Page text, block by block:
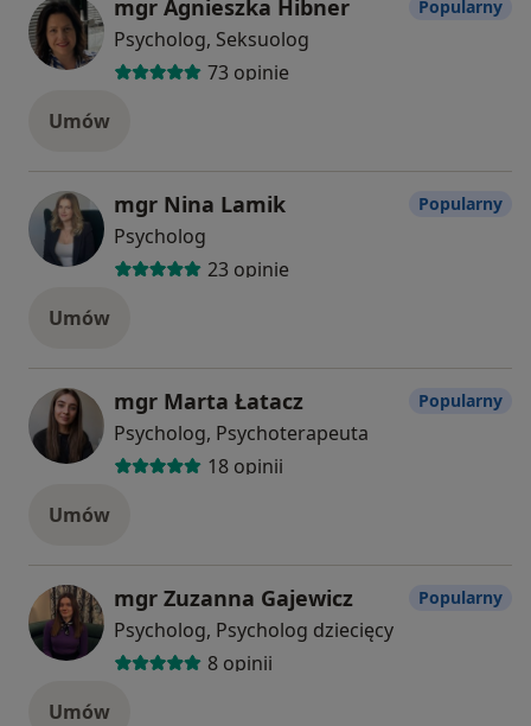
mgr Agnieszka Hibner
Psycholog, Seksuolog
73 opinie
Popularny
Umów
mgr Nina Lamik
Psycholog
23 opinie
Popularny
Umów
mgr Marta Łatacz
Psycholog, Psychoterapeuta
18 opinii
Popularny
Umów
mgr Zuzanna Gajewicz
Psycholog, Psycholog dziecięcy
8 opinii
Popularny
Umów